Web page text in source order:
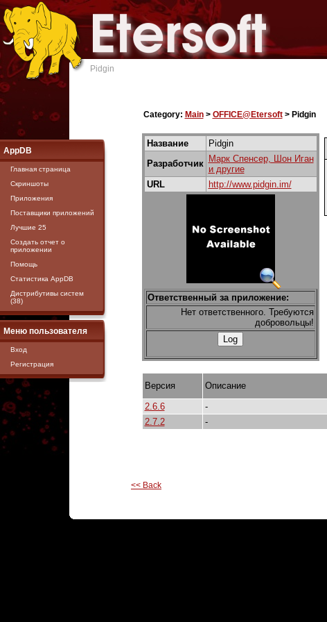
Pidgin
AppDB
Главная страница
Скриншоты
Приложения
Поставщики приложений
Лучшие 25
Создать отчет о
приложении
Помощь
Статистика AppDB
Дистрибутивы систем
(38)
Меню пользователя
Вход
Регистрация
Category: Main> OFFICE@Etersoft> Pidgin
Название
Pidgin
Разработчик
Марк Спенсер, Шон Иган
и другие
URL
http://www.pidgin.im/
Ответственный за приложение:
Нет ответственного. Требуются
добровольцы!
Версия Описание
2.6.6
-
2.7.2
-
<< Back